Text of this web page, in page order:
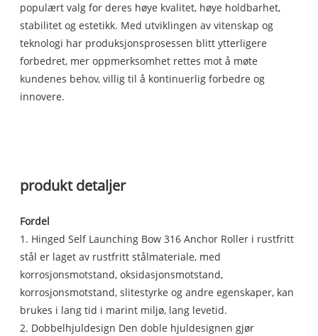
populært valg for deres høye kvalitet, høye holdbarhet,
stabilitet og estetikk. Med utviklingen av vitenskap og
teknologi har produksjonsprosessen blitt ytterligere
forbedret, mer oppmerksomhet rettes mot å møte
kundenes behov, villig til å kontinuerlig forbedre og
innovere.
produkt detaljer
Fordel
1. Hinged Self Launching Bow 316 Anchor Roller i rustfritt
stål er laget av rustfritt stålmateriale, med
korrosjonsmotstand, oksidasjonsmotstand,
korrosjonsmotstand, slitestyrke og andre egenskaper, kan
brukes i lang tid i marint miljø, lang levetid.
2. Dobbelhjuldesign Den doble hjuldesignen gjør